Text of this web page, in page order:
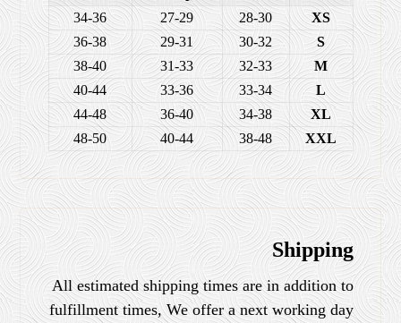
XS
28-30
27-29
34-36
S
30-32
29-31
36-38
M
32-33
31-33
38-40
L
33-34
33-36
40-44
XL
34-38
36-40
44-48
XXL
38-48
40-44
48-50
Shipping
All estimated shipping times are in addition to
fulfillment times, We offer a next working day